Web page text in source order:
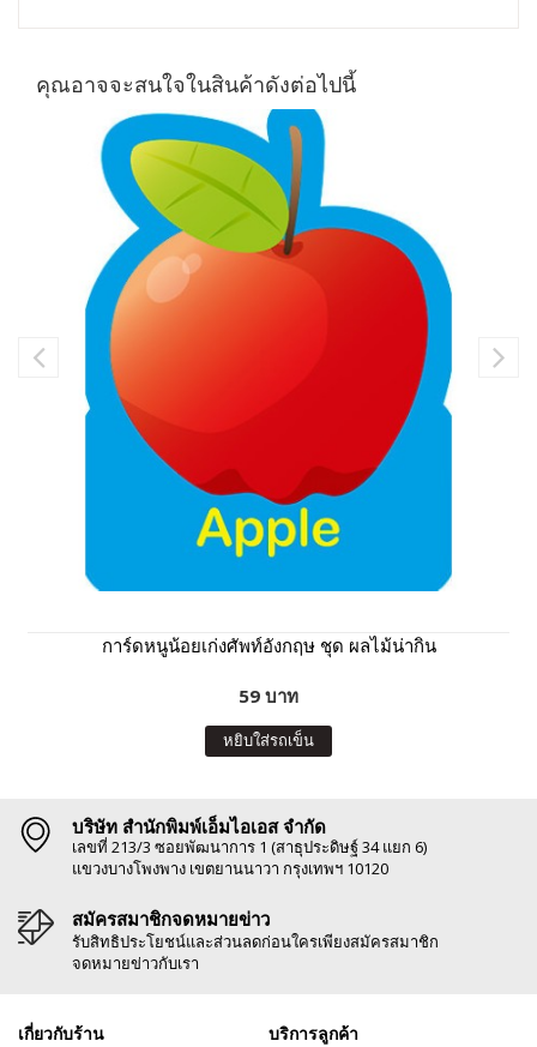
คุณอาจจะสนใจในสินค้าดังต่อไปนี้
การ์ดหนูน้อยเก่งศัพท์อังกฤษ ชุด ผลไม้น่ากิน
59 บาท
หยิบใส่รถเข็น
บริษัท สำนักพิมพ์เอ็มไอเอส จำกัด
เลขที่ 213/3 ซอยพัฒนาการ 1 (สาธุประดิษฐ์ 34 แยก 6)
แขวงบางโพงพาง เขตยานนาวา กรุงเทพฯ 10120
สมัครสมาชิกจดหมายข่าว
รับสิทธิประโยชน์และส่วนลดก่อนใครเพียงสมัครสมาชิก
จดหมายข่าวกับเรา
เกี่ยวกับร้าน บริการลูกค้า